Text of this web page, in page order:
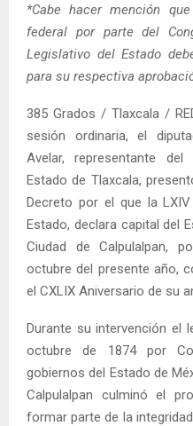
*Cabe hacer mención
federal por parte del
Legislativo del Estado
para su respectiva
385 Grados / Tlaxcala /
sesión ordinaria, el
Avelar, representante
Estado de Tlaxcala,
Decreto por el que la
Estado, declara capital del
Ciudad de Calpulalpan,
octubre del presente año,
el CXLIX Aniversario de su
Durante su intervención el
octubre de 1874 por
gobiernos del Estado de
Calpulalpan culminó el
formar parte de la